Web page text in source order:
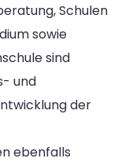
Schulen
sowie
sind
und
der
ebenfalls